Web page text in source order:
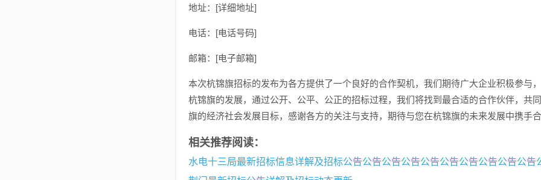
地址：[详细地址]
电话：[电话号码]
邮箱：[电子邮箱]
本次杭锦旗招标的发布为各方提供了一个良好的合作契机，我们期待广大企业积极参与
杭锦旗的发展，通过公开、公平、公正的招标过程，我们将找到最合适的合作伙伴，共
旗的经济社会发展目标，感谢各方的关注与支持，期待与您在杭锦旗的未来发展中携手
相关推荐阅读：